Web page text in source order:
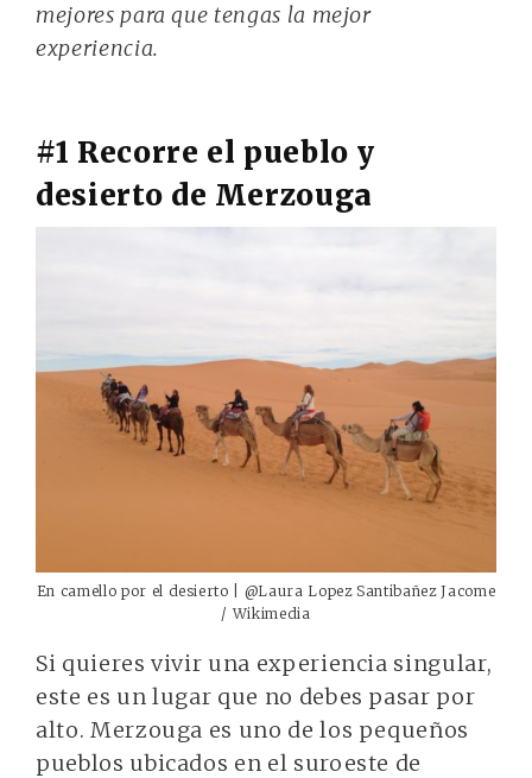
mejores para que tengas la mejor
experiencia.
#1 Recorre el pueblo y
desierto de Merzouga
En camello por el desierto | @Laura Lopez Santibañez Jacome
/ Wikimedia
Si quieres vivir una experiencia singular,
este es un lugar que no debes pasar por
alto. Merzouga es uno de los pequeños
pueblos ubicados en el suroeste de